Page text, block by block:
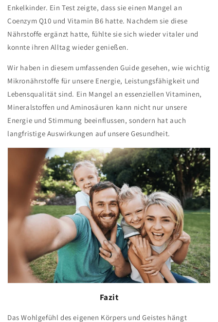
Enkelkinder. Ein Test zeigte, dass sie einen Mangel an
Coenzym Q10 und Vitamin B6 hatte. Nachdem sie diese
Nährstoffe ergänzt hatte, fühlte sie sich wieder vitaler und
konnte ihren Alltag wieder genießen.
Wir haben in diesem umfassenden Guide gesehen, wie wichtig
Mikronährstoffe für unsere Energie, Leistungsfähigkeit und
Lebensqualität sind. Ein Mangel an essenziellen Vitaminen,
Mineralstoffen und Aminosäuren kann nicht nur unsere
Energie und Stimmung beeinflussen, sondern hat auch
langfristige Auswirkungen auf unsere Gesundheit.
Fazit
Das Wohlgefühl des eigenen Körpers und Geistes hängt